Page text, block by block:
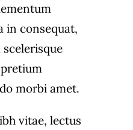
in consequat,
morbi amet.
vitae, lectus